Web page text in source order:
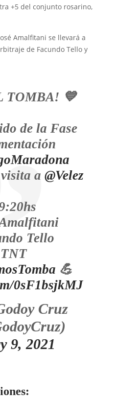
+5 del conjunto rosarino,
Amalfitani se llevará a
de Facundo Tello y
TOMBA! 💙
de la Fase
a @Velez
Tello
💪
0sF1bsjkMJ
Cruz
9, 2021